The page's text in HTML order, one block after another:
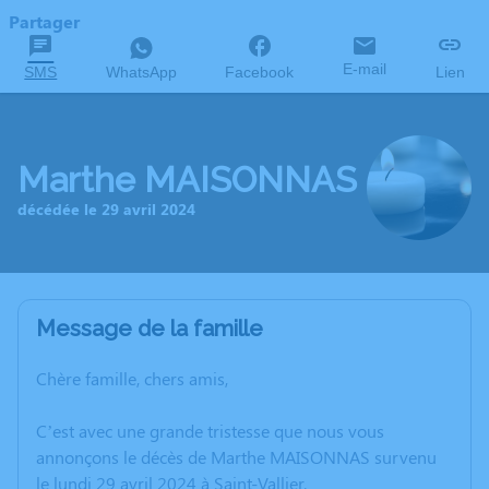
Partager
SMS WhatsApp Facebook E-mail Lien
Marthe MAISONNAS
décédée le 29 avril 2024
Message de la famille
Chère famille, chers amis,
C’est avec une grande tristesse que nous vous
annonçons le décès de Marthe MAISONNAS survenu
le lundi 29 avril 2024 à Saint-Vallier.